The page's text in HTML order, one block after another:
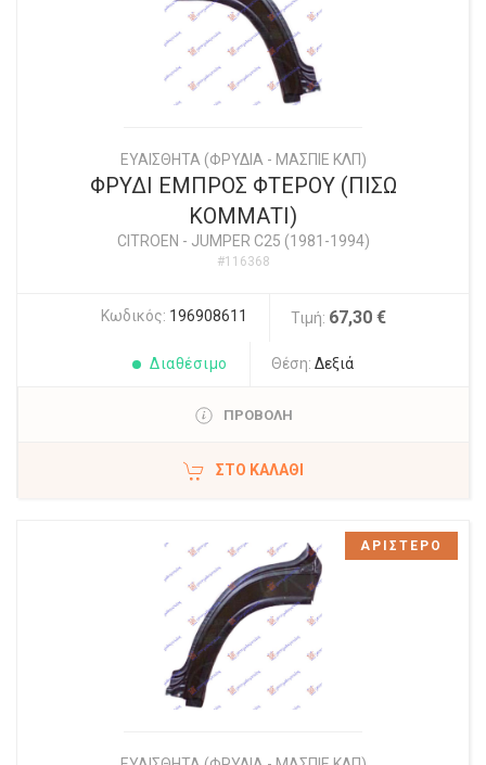
ΕΥΑΙΣΘΗΤΑ (ΦΡΥΔΙΑ - ΜΑΣΠΙΕ ΚΛΠ)
ΦΡΥΔΙ ΕΜΠΡΟΣ ΦΤΕΡΟΥ (ΠΙΣΩ
ΚΟΜΜΑΤΙ)
CITROEN - JUMPER C25 (1981-1994)
#116368
Κωδικός: 196908611 Τιμή: 67,30 €
Διαθέσιμο Θέση: Δεξιά
ΠΡΟΒΟΛΗ
ΣΤΟ ΚΑΛΆΘΙ
ΑΡΙΣΤΕΡΟ